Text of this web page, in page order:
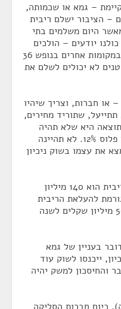
– גמא או שכמותה,
– הציבור ישלם ריבית
מאשר היום משלמים בתי
יודעים – הולכים
לסופרפארם, מקבלים 12 תשלומים, במקומות אחרים בנופש 36
לא יכולים לשלם את
חברות, וצריך שיהיו
שתוריד מחירים,
היא שלא תהיה
ריבית של פריים פלוס 6% עד פריים פלוס 12%. לא תהיינה
את עצמו בשוק ניכיון
ההפרש הכספי למשק על כל אחוז ריבית הוא 140 מיליון
להעלאת הריבית
ב-5%. זה כשל שוק של יותר מ-500 מיליון שקלים לשנה
בעניין של גמא
ייכנסו לשוק עוד
והחיסכון למשק יהיה